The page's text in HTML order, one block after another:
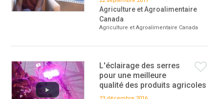
Agriculture et Agroalimentaire
Canada
Agriculture et Agroalimentaire Canada
L'éclairage des serres
pour une meilleure
qualité des produits agricoles